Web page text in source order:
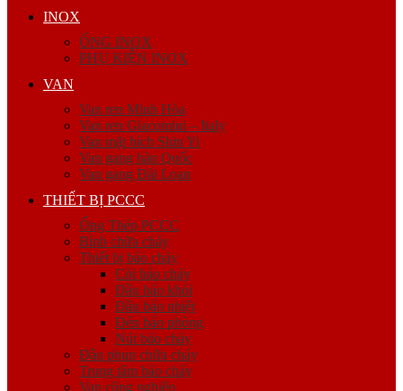
INOX
ỐNG INOX
PHỤ KIỆN INOX
VAN
Van ren Minh Hòa
Van ren Giacomini – Italy
Van mặt bích Shin Yi
Van gang hàn Quốc
Van gang Đài Loan
THIẾT BỊ PCCC
Ống Thép PCCC
Bình chữa cháy
Thiết bị báo cháy
Còi báo cháy
Đầu báo khói
Đầu báo nhiệt
Đèn báo phòng
Nút báo cháy
Đầu phun chữa cháy
Trung tâm báo cháy
Van công nghiệp